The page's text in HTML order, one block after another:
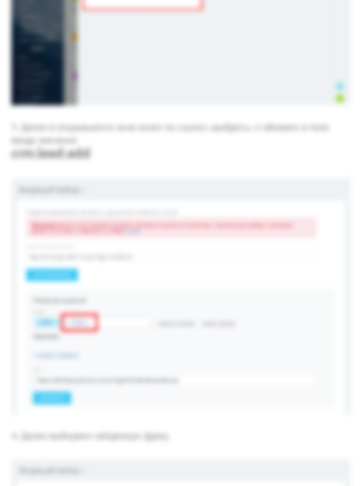
3. Далее в открывшемся окне жмем по ссылке «выбрать» и вбиваем в поле
ввода значение
crm.lead.add
4. Далее выбираем найденную фразу